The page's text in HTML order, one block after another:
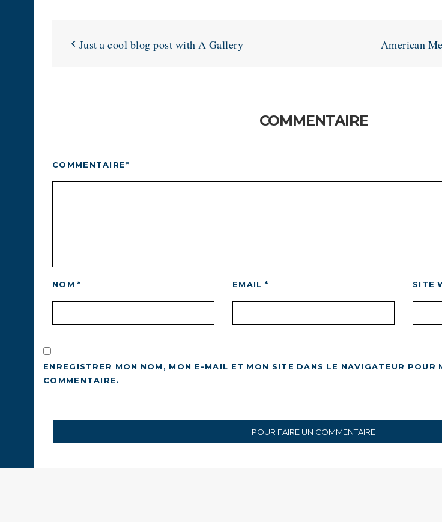
Just a cool blog post with A Gallery American
COMMENTAIRE
COMMENTAIRE*
NOM* EMAIL * SITE
ENREGISTRER MON NOM, MON E-MAIL ET MON SITE DANS LE NAVIGATEUR POUR
COMMENTAIRE.